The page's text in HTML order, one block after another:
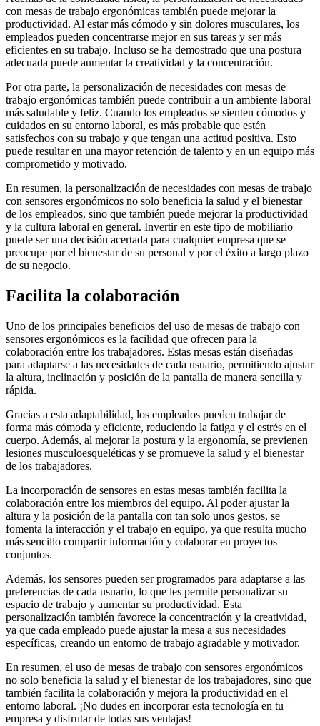
con mesas de trabajo ergonómicas también puede mejorar la
productividad. Al estar más cómodo y sin dolores musculares, los
empleados pueden concentrarse mejor en sus tareas y ser más
eficientes en su trabajo. Incluso se ha demostrado que una postura
adecuada puede aumentar la creatividad y la concentración.
Por otra parte, la personalización de necesidades con mesas de
trabajo ergonómicas también puede contribuir a un ambiente laboral
más saludable y feliz. Cuando los empleados se sienten cómodos y
cuidados en su entorno laboral, es más probable que estén
satisfechos con su trabajo y que tengan una actitud positiva. Esto
puede resultar en una mayor retención de talento y en un equipo más
comprometido y motivado.
En resumen, la personalización de necesidades con mesas de trabajo
con sensores ergonómicos no solo beneficia la salud y el bienestar
de los empleados, sino que también puede mejorar la productividad
y la cultura laboral en general. Invertir en este tipo de mobiliario
puede ser una decisión acertada para cualquier empresa que se
preocupe por el bienestar de su personal y por el éxito a largo plazo
de su negocio.
Facilita la colaboración
Uno de los principales beneficios del uso de mesas de trabajo con
sensores ergonómicos es la facilidad que ofrecen para la
colaboración entre los trabajadores. Estas mesas están diseñadas
para adaptarse a las necesidades de cada usuario, permitiendo ajustar
la altura, inclinación y posición de la pantalla de manera sencilla y
rápida.
Gracias a esta adaptabilidad, los empleados pueden trabajar de
forma más cómoda y eficiente, reduciendo la fatiga y el estrés en el
cuerpo. Además, al mejorar la postura y la ergonomía, se previenen
lesiones musculoesqueléticas y se promueve la salud y el bienestar
de los trabajadores.
La incorporación de sensores en estas mesas también facilita la
colaboración entre los miembros del equipo. Al poder ajustar la
altura y la posición de la pantalla con tan solo unos gestos, se
fomenta la interacción y el trabajo en equipo, ya que resulta mucho
más sencillo compartir información y colaborar en proyectos
conjuntos.
Además, los sensores pueden ser programados para adaptarse a las
preferencias de cada usuario, lo que les permite personalizar su
espacio de trabajo y aumentar su productividad. Esta
personalización también favorece la concentración y la creatividad,
ya que cada empleado puede ajustar la mesa a sus necesidades
específicas, creando un entorno de trabajo agradable y motivador.
En resumen, el uso de mesas de trabajo con sensores ergonómicos
no solo beneficia la salud y el bienestar de los trabajadores, sino que
también facilita la colaboración y mejora la productividad en el
entorno laboral. ¡No dudes en incorporar esta tecnología en tu
empresa y disfrutar de todas sus ventajas!